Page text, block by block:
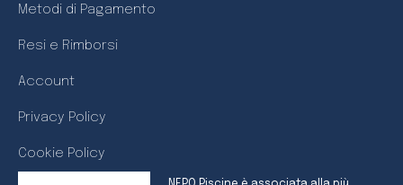
Metodi di Pagamento
Resi e Rimborsi
Account
Privacy Policy
Cookie Policy